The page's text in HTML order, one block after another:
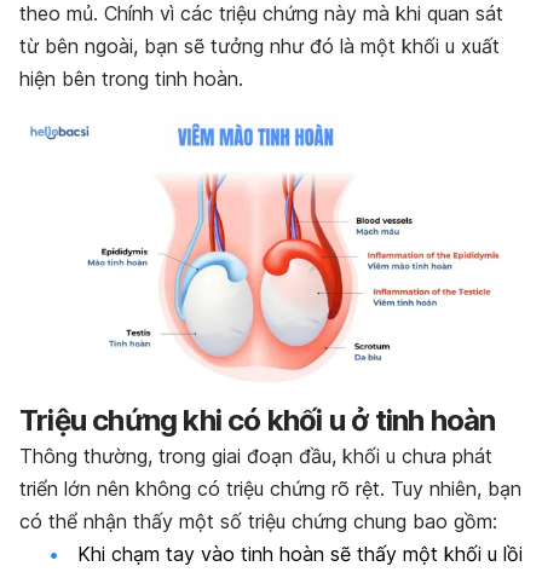
theo mủ. Chính vì các triệu chứng này mà khi quan sát
từ bên ngoài, bạn sẽ tưởng như đó là một khối u xuất
hiện bên trong tinh hoàn.
Triệu chứng khi có khối u ở tinh hoàn
Thông thường, trong giai đoạn đầu, khối u chưa phát
triển lớn nên không có triệu chứng rõ rệt. Tuy nhiên, bạn
có thể nhận thấy một số triệu chứng chung bao gồm:
Khi chạm tay vào tinh hoàn sẽ thấy một khối u lồi